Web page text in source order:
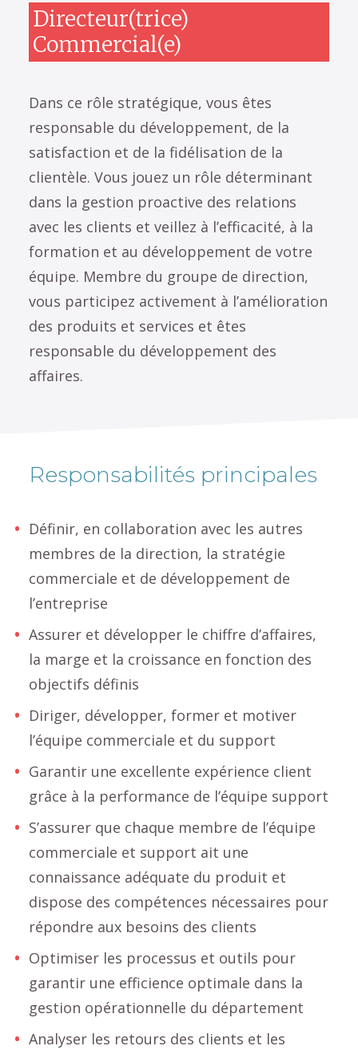
Directeur(trice)
Commercial(e)
Dans ce rôle stratégique, vous êtes
responsable du développement, de la
satisfaction et de la fidélisation de la
clientèle. Vous jouez un rôle déterminant
dans la gestion proactive des relations
avec les clients et veillez à l’efficacité, à la
formation et au développement de votre
équipe. Membre du groupe de direction,
vous participez activement à l’amélioration
des produits et services et êtes
responsable du développement des
affaires.
Responsabilités principales
Définir, en collaboration avec les autres
membres de la direction, la stratégie
commerciale et de développement de
l’entreprise
Assurer et développer le chiffre d’affaires,
la marge et la croissance en fonction des
objectifs définis
Diriger, développer, former et motiver
l’équipe commerciale et du support
Garantir une excellente expérience client
grâce à la performance de l’équipe support
S’assurer que chaque membre de l’équipe
commerciale et support ait une
connaissance adéquate du produit et
dispose des compétences nécessaires pour
répondre aux besoins des clients
Optimiser les processus et outils pour
garantir une efficience optimale dans la
gestion opérationnelle du département
Analyser les retours des clients et les